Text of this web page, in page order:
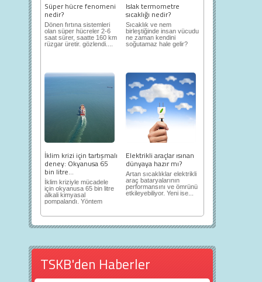
Süper hücre fenomeni
nedir?
Dönen fırtına sistemleri
olan süper hücreler 2-6
saat sürer, saatte 160 km
rüzgar üretir. gözlendi....
Islak termometre
sıcaklığı nedir?
Sıcaklık ve nem
birleştiğinde insan vücudu
ne zaman kendini
soğutamaz hale gelir?
İklim krizi için tartışmalı
deney: Okyanusa 65
bin litre...
İklim kriziyle mücadele
için okyanusa 65 bin litre
alkali kimyasal
pompalandı. Yöntem
Elektrikli araçlar ısınan
dünyaya hazır mı?
Artan sıcaklıklar elektrikli
araç bataryalarının
performansını ve ömrünü
etkileyebiliyor. Yeni ise...
TSKB'den Haberler